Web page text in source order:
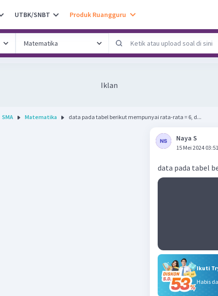
UTBK/SNBT Produk Ruangguru
Iklan
SMA Matematika data pada tabel berikut mempunyai rata-rata = 6, d...
Naya S
15 Mei 2024 03:51
data pada tabel
Ikuti
Habis